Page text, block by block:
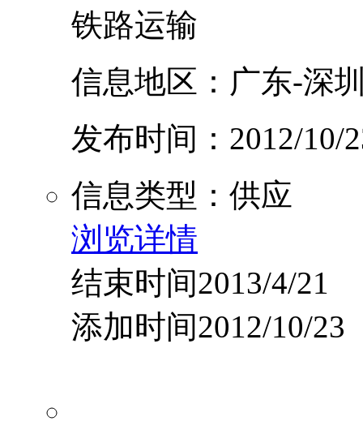
铁路运输
信息地区：广东-深
发布时间：2012/10/
信息类型：供应
浏览详情
结束时间2013/4/21
添加时间2012/10/23